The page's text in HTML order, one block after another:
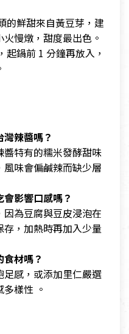
的鮮甜來自黃豆芽，建
慢燉，甜度最出色。
起鍋前 1 分鐘再放入，
辣醬嗎？
特有的糯米發酵甜味
味會偏鹹辣而缺少層
影響口感嗎？
為豆腐與豆皮浸泡在
，加熱時再加入少量
材嗎？
感，或添加里仁嚴選
樣性 。